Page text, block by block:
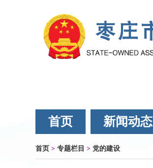
首页 新闻动态
首页 > 专题栏目 > 党的建设